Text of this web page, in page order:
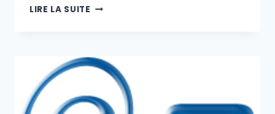
LIRE LA SUITE BEST
PAYMENTS
UNITE
THEIR
TECHNOLOGIES